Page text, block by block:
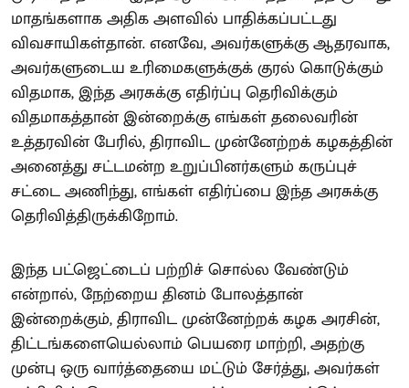
மாதங்களாக அதிக அளவில் பாதிக்கப்பட்டது
விவசாயிகள்தான். எனவே, அவர்களுக்கு ஆதரவாக,
அவர்களுடைய உரிமைகளுக்குக் குரல் கொடுக்கும்
விதமாக, இந்த அரசுக்கு எதிர்ப்பு தெரிவிக்கும்
விதமாகத்தான் இன்றைக்கு எங்கள் தலைவரின்
உத்தரவின் பேரில், திராவிட முன்னேற்றக் கழகத்தின்
அனைத்து சட்டமன்ற உறுப்பினர்களும் கருப்புச்
சட்டை அணிந்து, எங்கள் எதிர்ப்பை இந்த அரசுக்கு
தெரிவித்திருக்கிறோம்.
இந்த பட்ஜெட்டைப் பற்றிச் சொல்ல வேண்டும்
என்றால், நேற்றைய தினம் போலத்தான்
இன்றைக்கும், திராவிட முன்னேற்றக் கழக அரசின்,
திட்டங்களையெல்லாம் பெயரை மாற்றி, அதற்கு
முன்பு ஒரு வார்த்தையை மட்டும் சேர்த்து, அவர்கள்